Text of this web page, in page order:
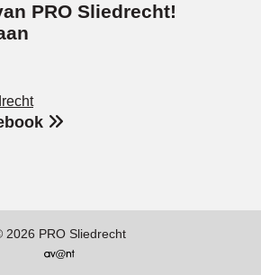
PRO Sliedrecht!
2026 PRO Sliedrecht